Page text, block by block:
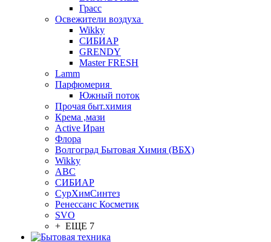
Грасс
Освежители воздуха
Wikky
СИБИАР
GRENDY
Master FRESH
Lamm
Парфюмерия
Южный поток
Прочая быт.химия
Крема ,мази
Аctive Иран
Флора
Волгоград Бытовая Химия (ВБХ)
Wikky
АВС
СИБИАР
СурХимСинтез
Ренессанс Косметик
SVO
+ ЕЩЕ 7